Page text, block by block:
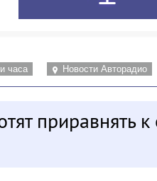
часа Новости Авторадио
приравнять